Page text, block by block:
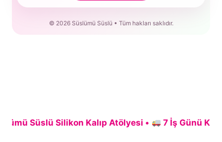
© 2026 Süslümü Süslü • Tüm hakları saklıdır.
Süslü Silikon Kalıp Atölyesi • 7 İş Günü Kargo